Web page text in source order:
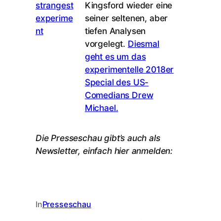
Kingsford wieder eine
seiner seltenen, aber
tiefen Analysen
vorgelegt. Diesmal
geht es um das
experimentelle 2018er
Special des US-
Comedians Drew
Michael.
Die Presseschau gibt’s auch als
Newsletter, einfach hier anmelden:
InPresseschau